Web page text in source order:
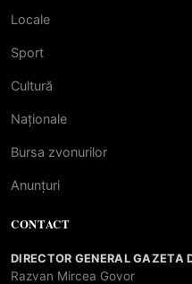
Locale
Sport
Cultură
Naționale
Bursa zvonurilor
Anunțuri
CONTACT
DIRECTOR GENERAL GAZETA
Razvan Mircea Govor